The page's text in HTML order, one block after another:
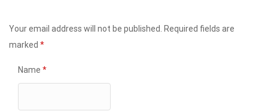
Your email address will not be published.
Required fields are
marked *
Name *